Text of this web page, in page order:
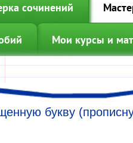
сочинений
Мои курсы и